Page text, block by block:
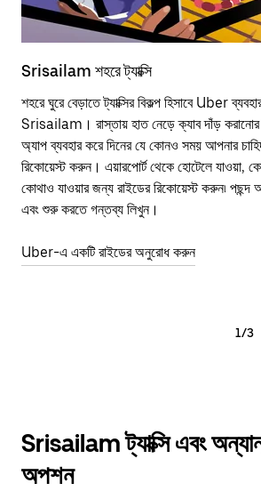
Srisailam শহরে ট্যাক্সি
শহরে ঘুরে বেড়াতে ট্যাক্সির বিকল্প হিসাবে Uber
Srisailam। রাস্তায় হাত নেড়ে ক্যাব দাঁড়
অ্যাপ ব্যবহার করে দিনের যে কোনও সময় আপনার
রিকোয়েস্ট করুন। এয়ারপোর্ট থেকে হোটেলে যাওয়া,
কোথাও যাওয়ার জন্য রাইডের রিকোয়েস্ট করুন৷
এবং শুরু করতে গন্তব্য লিখুন।
Uber-এ একটি রাইডের অনুরোধ করুন
1/3
Srisailam ট্যাক্সি এবং
অপশন